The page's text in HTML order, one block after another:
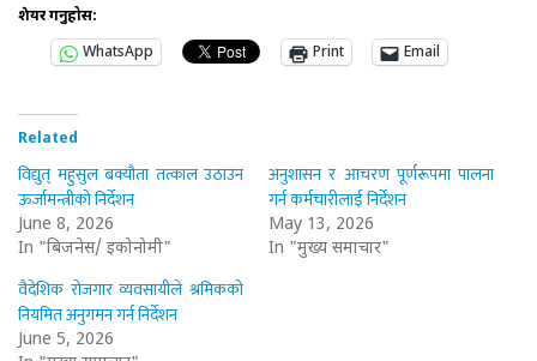
शेयर गर्नुहोस:
WhatsApp
Print Email
Related
विद्युत् महुसुल बक्यौता तत्काल उठाउन
ऊर्जामन्त्रीको निर्देशन
June 8, 2026
In "बिजनेस/ इकोनोमी"
अनुशासन र आचरण पूर्णरूपमा पालना
गर्न कर्मचारीलाई निर्देशन
May 13, 2026
In "मुख्य समाचार"
वैदेशिक रोजगार व्यवसायीले श्रमिकको
नियमित अनुगमन गर्न निर्देशन
June 5, 2026